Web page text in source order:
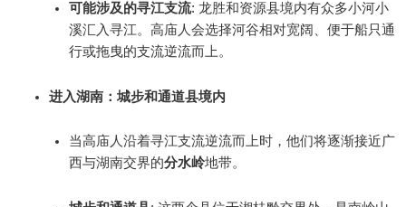
可能涉及的寻江支流: 龙胜和资源县境内有众多小河小
溪汇入寻江。高庙人会选择河谷相对宽阔、便于船只通
行或拖曳的支流逆流而上。
进入湖南：城步和通道县境内
当高庙人沿着寻江支流逆流而上时，他们将逐渐接近广
西与湖南交界的分水岭地带。